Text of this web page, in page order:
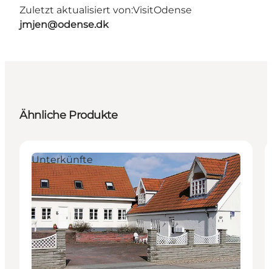
Zuletzt aktualisiert von:VisitOdense
jmjen@odense.dk
Ähnliche Produkte
Unterkünfte